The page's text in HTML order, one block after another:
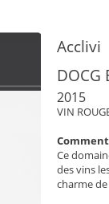
Acclivi
DOCG
2015
VIN
Ce
des vins
charme